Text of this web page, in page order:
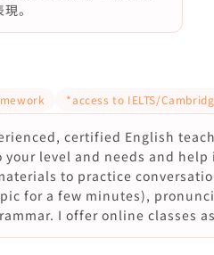
。
*access to IELTS/
certified English
your level and needs and
to practice
for a few minutes),
I offer online classes